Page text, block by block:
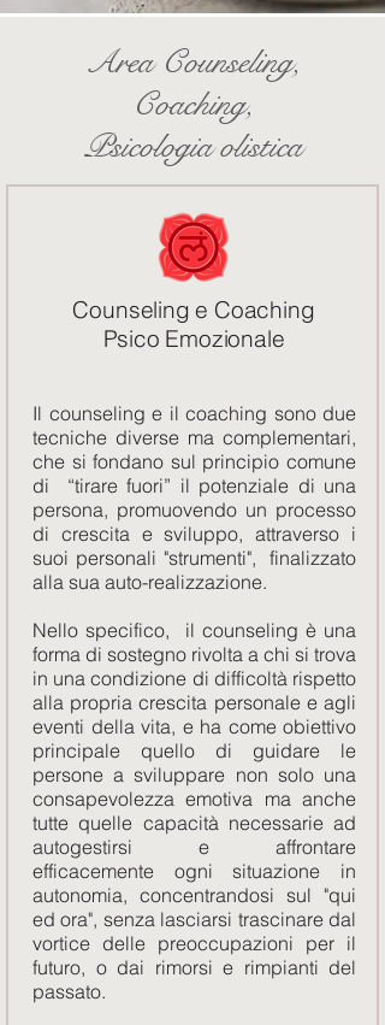
Area Counseling,
Coaching,
Psicologia olistica
Counseling e Coaching
Psico Emozionale
Il counseling e il coaching sono due
tecniche diverse ma complementari,
che si fondano sul principio comune
di “tirare fuori” il potenziale di una
persona, promuovendo un processo
di crescita e sviluppo, attraverso i
suoi personali "strumenti", finalizzato
alla sua auto-realizzazione.
Nello specifico, il counseling è una
forma di sostegno rivolta a chi si trova
in una condizione di difficoltà rispetto
alla propria crescita personale e agli
eventi della vita, e ha come obiettivo
principale quello di guidare le
persone a sviluppare non solo una
consapevolezza emotiva ma anche
tutte quelle capacità necessarie ad
autogestirsi e affrontare
efficacemente ogni situazione in
autonomia, concentrandosi sul "qui
ed ora", senza lasciarsi trascinare dal
vortice delle preoccupazioni per il
futuro, o dai rimorsi e rimpianti del
passato.